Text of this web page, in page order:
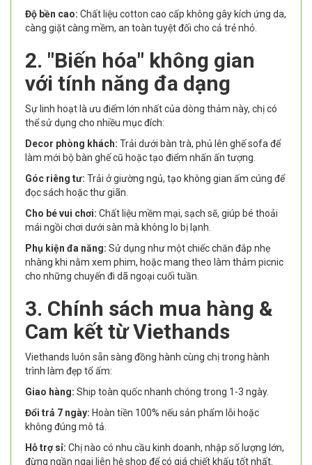
Độ bền cao: Chất liệu cotton cao cấp không gây kích ứng da,
càng giặt càng mềm, an toàn tuyệt đối cho cả trẻ nhỏ.
2. "Biến hóa" không gian
với tính năng đa dạng
Sự linh hoạt là ưu điểm lớn nhất của dòng thảm này, chị có
thể sử dụng cho nhiều mục đích:
Decor phòng khách: Trải dưới bàn trà, phủ lên ghế sofa để
làm mới bộ bàn ghế cũ hoặc tạo điểm nhấn ấn tượng.
Góc riêng tư: Trải ở giường ngủ, tạo không gian ấm cúng để
đọc sách hoặc thư giãn.
Cho bé vui chơi: Chất liệu mềm mại, sạch sẽ, giúp bé thoải
mái ngồi chơi dưới sàn mà không lo bị lạnh.
Phụ kiện đa năng: Sử dụng như một chiếc chăn đắp nhẹ
nhàng khi nằm xem phim, hoặc mang theo làm thảm picnic
cho những chuyến đi dã ngoại cuối tuần.
3. Chính sách mua hàng &
Cam kết từ Viethands
Viethands luôn sẵn sàng đồng hành cùng chị trong hành
trình làm đẹp tổ ấm:
Giao hàng: Ship toàn quốc nhanh chóng trong 1-3 ngày.
Đổi trả 7 ngày: Hoàn tiền 100% nếu sản phẩm lỗi hoặc
không đúng mô tả.
Hỗ trợ sỉ: Chị nào có nhu cầu kinh doanh, nhập số lượng lớn,
đừng ngần ngại liên hệ shop để có giá chiết khấu tốt nhất.